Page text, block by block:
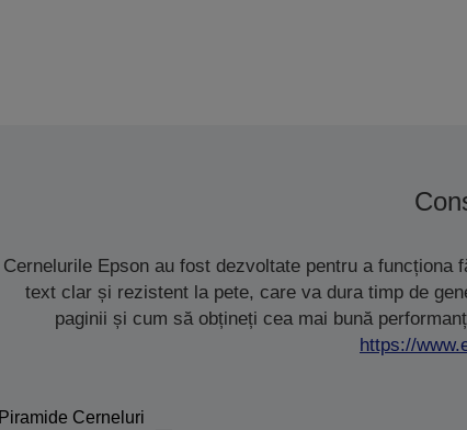
Cernelurile Epson au fost dezvoltate pentru a
text clar și rezistent la pete, care va dura timp de
paginii și cum să obțineți cea mai bună
https://
Piramide Cerneluri